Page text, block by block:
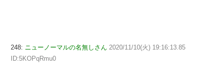
248: ニューノーマルの名無しさん 2020/11/10(火) 19:16:13.85
ID:5KOPqRmu0